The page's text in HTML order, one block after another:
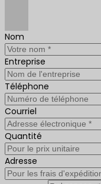
Nom
Entreprise
Téléphone
Courriel
Quantité
Adresse